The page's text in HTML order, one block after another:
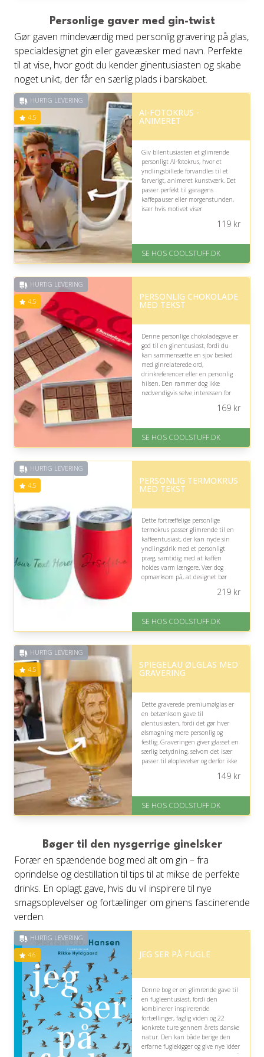
Personlige gaver med gin-twist
Gør gaven mindeværdig med personlig gravering på glas,
specialdesignet gin eller gaveæsker med navn. Perfekte
til at vise, hvor godt du kender ginentusiasten og skabe
noget unikt, der får en særlig plads i barskabet.
HURTIG LEVERING
4.5 AI-FOTOKRUS -
ANIMERET
Giv bilentusiasten et glimrende
personligt AI-fotokrus, hvor et
yndlingsbillede forvandles til et
farverigt, animeret kunstværk. Det
passer perfekt til garagens
kaffepauser eller morgenstunden,
især hvis motivet viser
På lager
Levering: Standard leveringstid
Fremragende Trustpilot rating
119kr
SE HOS COOLSTUFF.DK
HURTIG LEVERING
4.5 PERSONLIG CHOKOLADE
MED TEKST
Denne personlige chokoladegave er
god til en ginentusiast, fordi du
kan sammensætte en sjov besked
med ginrelaterede ord,
drinkreferencer eller en personlig
hilsen. Den rammer dog ikke
nødvendigvis selve interessen for
På lager
Levering: Standard leveringstid
Fremragende Trustpilot rating
169kr
SE HOS COOLSTUFF.DK
HURTIG LEVERING
4.5 PERSONLIG TERMOKRUS
MED TEKST
Dette fortræffelige personlige
termokrus passer glimrende til en
kaffeentusiast, der kan nyde sin
yndlingsdrik med et personligt
præg, samtidig med at kaffen
holdes varm længere. Vær dog
opmærksom på, at designet bør
På lager
Levering: Standard leveringstid
Fremragende Trustpilot rating
219kr
SE HOS COOLSTUFF.DK
HURTIG LEVERING
4.5 SPIEGELAU ØLGLAS MED
GRAVERING
Dette graverede premiumølglas er
en betænksom gave til
ølentusiasten, fordi det gør hver
ølsmagning mere personlig og
festlig. Graveringen giver glasset en
særlig betydning, selvom det især
passer til øloplevelser og derfor ikke
er 1-3 hverdage.
149kr
SE HOS COOLSTUFF.DK
Bøger til den nysgerrige ginelsker
Forær en spændende bog med alt om gin – fra
oprindelse og destillation til tips til at mikse de perfekte
drinks. En oplagt gave, hvis du vil inspirere til nye
smagsoplevelser og fortællinger om ginens fascinerende
verden.
HURTIG LEVERING
4.6 JEG SER PÅ FUGLE
Denne bog er en glimrende gave til
en fugleentusiast, fordi den
kombinerer inspirerende
fortællinger, faglig viden og 22
konkrete ture gennem årets danske
natur. Den kan både berige den
erfarne fuglekigger og give nye idéer